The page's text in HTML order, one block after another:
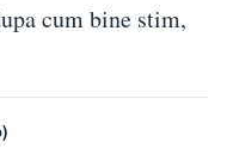
cum bine stim,